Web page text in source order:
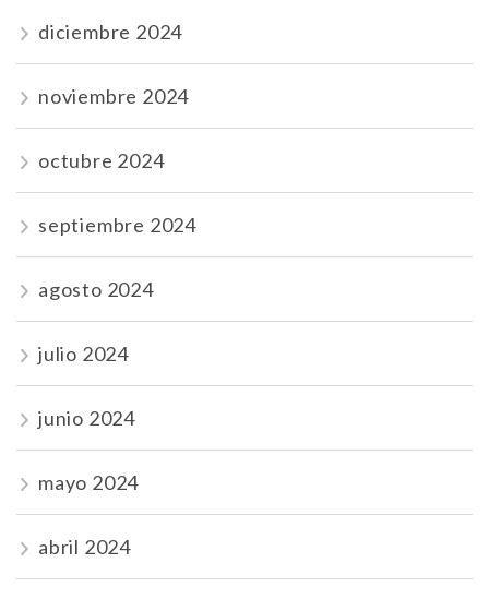
diciembre 2024
noviembre 2024
octubre 2024
septiembre 2024
agosto 2024
julio 2024
junio 2024
mayo 2024
abril 2024